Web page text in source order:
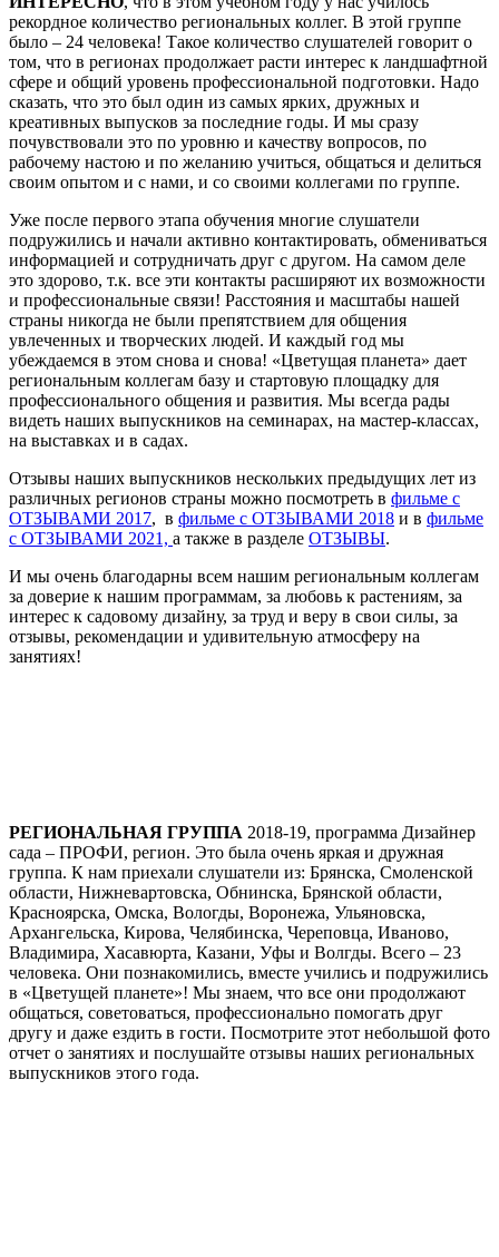
рекордное количество региональных коллег. В этой группе
было – 24 человека! Такое количество слушателей говорит о
том, что в регионах продолжает расти интерес к ландшафтной
сфере и общий уровень профессиональной подготовки. Надо
сказать, что это был один из самых ярких, дружных и
креативных выпусков за последние годы. И мы сразу
почувствовали это по уровню и качеству вопросов, по
рабочему настою и по желанию учиться, общаться и делиться
своим опытом и с нами, и со своими коллегами по группе.
Уже после первого этапа обучения многие слушатели
подружились и начали активно контактировать, обмениваться
информацией и сотрудничать друг с другом. На самом деле
это здорово, т.к. все эти контакты расширяют их возможности
и профессиональные связи! Расстояния и масштабы нашей
страны никогда не были препятствием для общения
увлеченных и творческих людей. И каждый год мы
убеждаемся в этом снова и снова! «Цветущая планета» дает
региональным коллегам базу и стартовую площадку для
профессионального общения и развития. Мы всегда рады
видеть наших выпускников на семинарах, на мастер-классах,
на выставках и в садах.
Отзывы наших выпускников нескольких предыдущих лет из
различных регионов страны можно посмотреть в фильме с
ОТЗЫВАМИ 2017, в фильме с ОТЗЫВАМИ 2018 и в фильме
с ОТЗЫВАМИ 2021, а также в разделе ОТЗЫВЫ.
И мы очень благодарны всем нашим региональным коллегам
за доверие к нашим программам, за любовь к растениям, за
интерес к садовому дизайну, за труд и веру в свои силы, за
отзывы, рекомендации и удивительную атмосферу на
занятиях!
РЕГИОНАЛЬНАЯ ГРУППА 2018-19, программа Дизайнер
сада – ПРОФИ, регион. Это была очень яркая и дружная
группа. К нам приехали слушатели из: Брянска, Смоленской
области, Нижневартовска, Обнинска, Брянской области,
Красноярска, Омска, Вологды, Воронежа, Ульяновска,
Архангельска, Кирова, Челябинска, Череповца, Иваново,
Владимира, Хасавюрта, Казани, Уфы и Волгды. Всего – 23
человека. Они познакомились, вместе учились и подружились
в «Цветущей планете»! Мы знаем, что все они продолжают
общаться, советоваться, профессионально помогать друг
другу и даже ездить в гости. Посмотрите этот небольшой фото
отчет о занятиях и послушайте отзывы наших региональных
выпускников этого года.